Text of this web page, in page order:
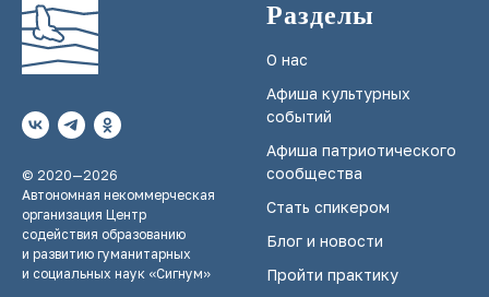
© 2020—2026
Автономная некоммерческая
организация Центр
содействия образованию
и развитию гуманитарных
и социальных наук «Сигнум»
Разделы
О нас
Афиша культурных
событий
Афиша патриотического
сообщества
Стать спикером
Блог и новости
Пройти практику